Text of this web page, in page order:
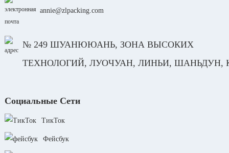
annie@zlpacking.com
№ 249 ШУАНЮЮАНЬ, ЗОНА ВЫСОКИХ
ТЕХНОЛОГИЙ, ЛУОЧУАН, ЛИНЬИ, ШАНЬДУН,
Социальные Сети
ТикТок
Фейсбук